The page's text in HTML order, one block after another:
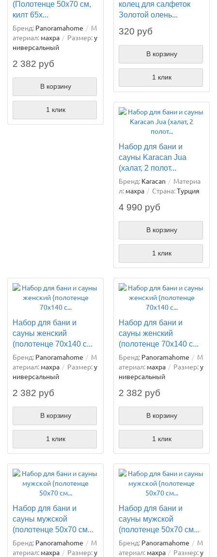
(Полотенце 50х70 см,
килт 65х...
Бренд: Panoramahome
М
атериал: махра Размер:у
ниверсальный
2 382 руб
В корзину
1 клик
колец для салфеток
Золотой олень...
320 руб
В корзину
1 клик
Набор для бани и
сауны Karacan Jua
(халат, 2 полот...
Бренд: Karacan
Материа
л: махра Страна:Турция
4 990 руб
В корзину
1 клик
Набор для бани и
сауны женский
(полотенце 70х140 с...
Бренд: Panoramahome
М
атериал: махра Размер:у
ниверсальный
2 382 руб
В корзину
1 клик
Набор для бани и
сауны женский
(полотенце 70х140 с...
Бренд: Panoramahome
М
атериал: махра Размер:у
ниверсальный
2 382 руб
В корзину
1 клик
Набор для бани и
сауны мужской
(полотенце 50х70 см...
Бренд: Panoramahome
М
атериал: махра Размер:у
Набор для бани и
сауны мужской
(полотенце 50х70 см...
Бренд: Panoramahome
М
атериал: махра Размер:у